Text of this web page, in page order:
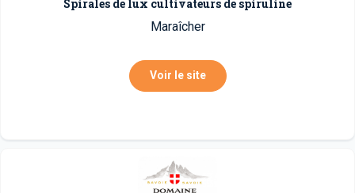
Spirales de lux cultivateurs de spiruline
Maraîcher
Voir le site